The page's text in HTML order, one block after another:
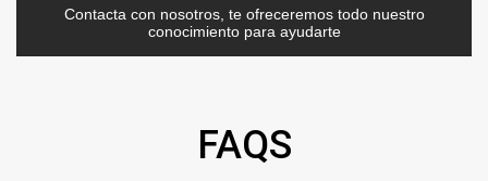
Contacta con nosotros, te ofreceremos todo nuestro
conocimiento para ayudarte
FAQS